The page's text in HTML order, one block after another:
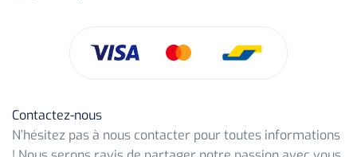
Contactez-nous
N’hésitez pas à nous contacter pour toutes informations